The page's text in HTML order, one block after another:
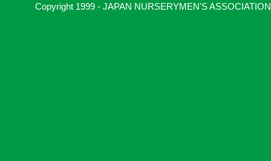
Copyright 1999 - JAPAN NURSERYMEN'S